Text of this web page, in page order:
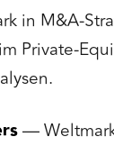
in M&A-
Private-
—